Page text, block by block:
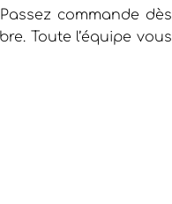
commande dès
Toute l’équipe vous